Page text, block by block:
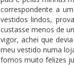
correspondente a
vestidos lindos,
custasse menos de
vigor, achei que
meu vestido numa
fomos muito felizes